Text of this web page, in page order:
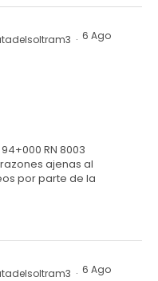
· 6 Ago
RN 8003
ajenas al
por parte de la
· 6 Ago